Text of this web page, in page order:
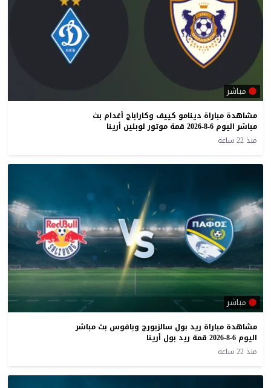
مباشر
مشاهدة مباراة دينامو كييف وكاراباج أغدام بث
مباشر اليوم 6-8-2026 قمة موتور لوبلين أرينا
منذ 22 ساعة
مباشر
مشاهدة مباراة ريد بول سالزبورج وبافوس بث مباشر
اليوم 6-8-2026 قمة ريد بول أرينا
منذ 22 ساعة